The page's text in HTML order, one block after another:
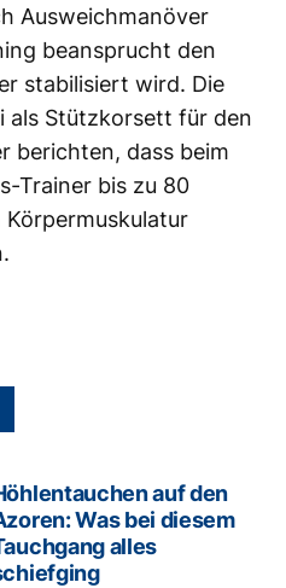
Ausweichmanöver
beansprucht den
stabilisiert wird. Die
als Stützkorsett für den
berichten, dass beim
Trainer bis zu 80
auf den
Was bei diesem
alles